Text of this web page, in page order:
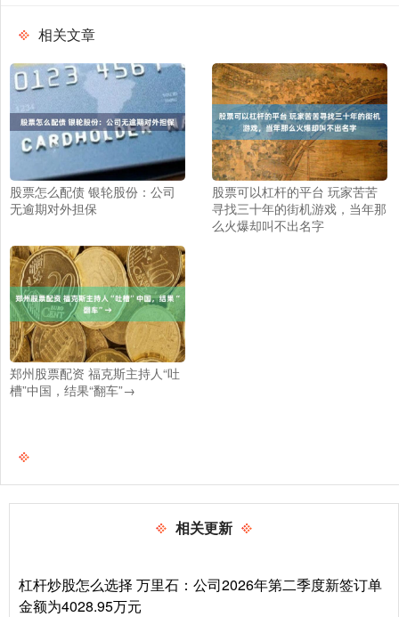
相关文章
股票怎么配债 银轮股份：公司
无逾期对外担保
股票可以杠杆的平台 玩家苦苦
寻找三十年的街机游戏，当年那
么火爆却叫不出名字
郑州股票配资 福克斯主持人“吐
槽”中国，结果“翻车”→
相关更新
杠杆炒股怎么选择 万里石：公司2026年第二季度新签订单
金额为4028.95万元